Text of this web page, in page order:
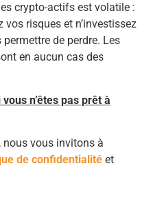
crypto-actifs est volatile :
risques et n’investissez
de perdre. Les
en aucun cas des
n’êtes pas prêt à
nous vous invitons à
de confidentialité et